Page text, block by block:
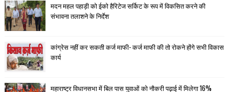
मदन महल पहाड़ी को ईको हैरिटेज सर्किट के रूप में विकसित करने की
संभावना तलाशने के निर्देश
कांग्रेस नहीं कर सकती कर्ज माफी- कर्ज माफी की तो रोकने होंगे सभी विकास
कार्य
महाराष्ट्र विधानसभा में बिल पास युवाओं को नौकरी पढ़ाई में मिलेगा 16%